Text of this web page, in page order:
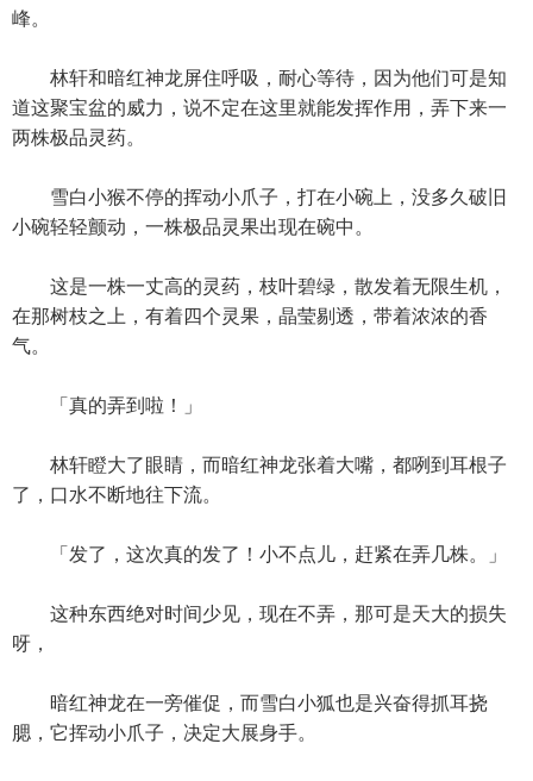
峰。
林轩和暗红神龙屏住呼吸，耐心等待，因为他们可是知
道这聚宝盆的威力，说不定在这里就能发挥作用，弄下来一
两株极品灵药。
雪白小猴不停的挥动小爪子，打在小碗上，没多久破旧
小碗轻轻颤动，一株极品灵果出现在碗中。
这是一株一丈高的灵药，枝叶碧绿，散发着无限生机，
在那树枝之上，有着四个灵果，晶莹剔透，带着浓浓的香
气。
「真的弄到啦！」
林轩瞪大了眼睛，而暗红神龙张着大嘴，都咧到耳根子
了，口水不断地往下流。
「发了，这次真的发了！小不点儿，赶紧在弄几株。」
这种东西绝对时间少见，现在不弄，那可是天大的损失
呀，
暗红神龙在一旁催促，而雪白小狐也是兴奋得抓耳挠
腮，它挥动小爪子，决定大展身手。